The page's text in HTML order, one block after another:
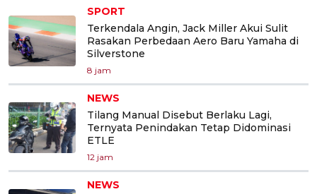
SPORT
Terkendala Angin, Jack Miller Akui Sulit
Rasakan Perbedaan Aero Baru Yamaha di
Silverstone
8 jam
NEWS
Tilang Manual Disebut Berlaku Lagi,
Ternyata Penindakan Tetap Didominasi
ETLE
12 jam
NEWS